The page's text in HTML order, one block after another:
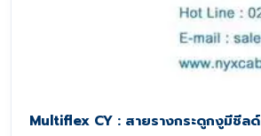
Multiflex CY : สายรางกระดูกงูมีชีลด์